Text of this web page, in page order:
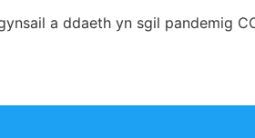
a ddaeth yn sgil pandemig